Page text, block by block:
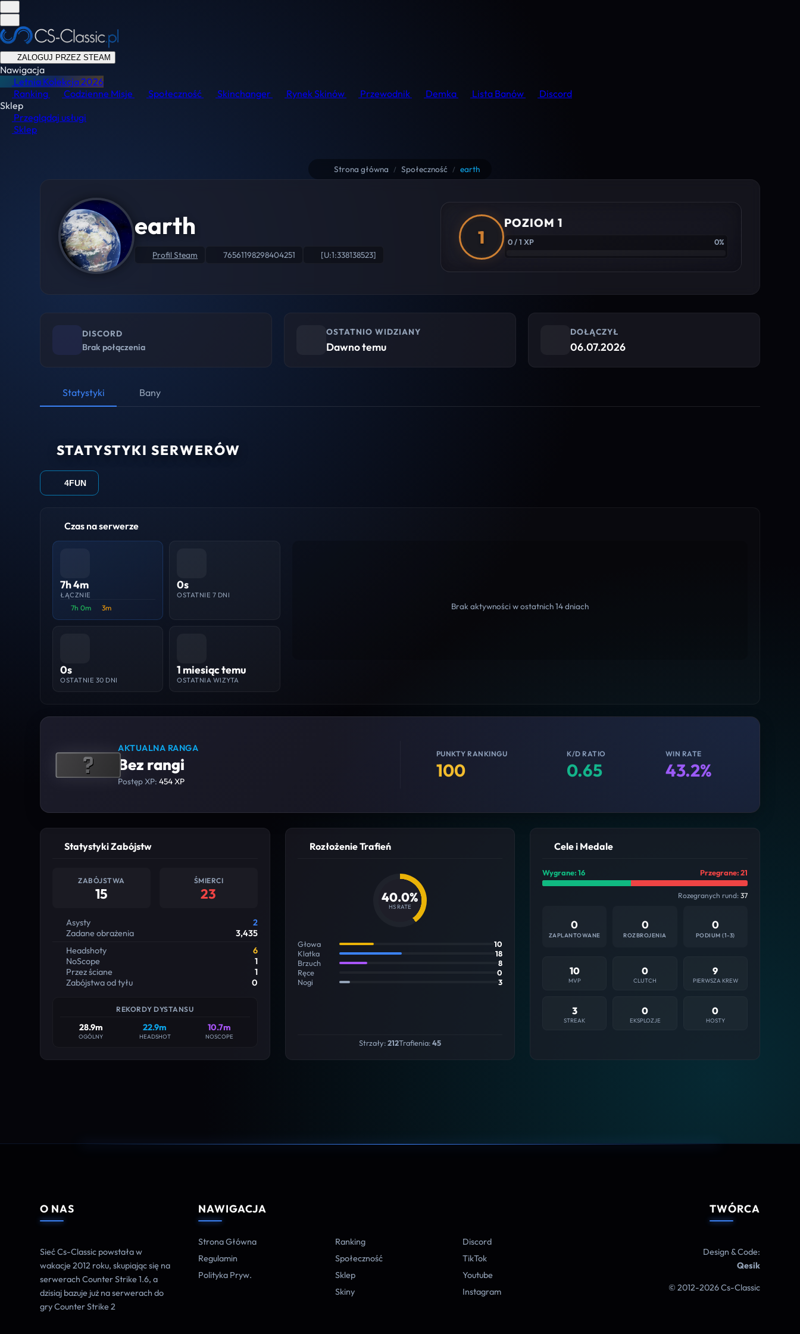
ZALOGUJ PRZEZ STEAM
Nawigacja
Letnia Kolekcja2026
Ranking
Codzienne Misje Społeczność Skinchanger Rynek Skinów Przewodnik Demka Lista Banów
Discord
Sklep
Przeglądaj usługi
Sklep
Strona główna / Społeczność / earth
earth
Profil Steam 76561198298404251 [U:1:338138523]
1
POZIOM 1
0 / 1 XP 0%
DISCORD
Brak połączenia
OSTATNIO WIDZIANY
Dawno temu
DOŁĄCZYŁ
06.07.2026
Statystyki Bany
STATYSTYKI SERWERÓW
4FUN
Czas na serwerze
7h 4m
ŁĄCZNIE
7h 0m 3m
0s
OSTATNIE 7 DNI
0s
OSTATNIE 30 DNI
1 miesiąc temu
OSTATNIA WIZYTA
Brak aktywności w ostatnich 14 dniach
AKTUALNA RANGA
Bez rangi
Postęp XP:454 XP
PUNKTY RANKINGU
100
K/D RATIO
0.65
WIN RATE
43.2%
Statystyki Zabójstw
ZABÓJSTWA
15
ŚMIERCI
23
Asysty
2
Zadane obrażenia
3,435
Headshoty
6
NoScope
1
Przez ściane
1
Zabójstwa od tyłu
0
REKORDY DYSTANSU
28.9m
OGÓLNY
22.9m
HEADSHOT
10.7m
NOSCOPE
Rozłożenie Trafień
40.0%
HS RATE
Głowa
10
Klatka
18
Brzuch
8
Ręce
0
Nogi
3
Strzały:212Trafienia:45
Cele i Medale
Wygrane: 16 Przegrane: 21
Rozegranych rund: 37
0
ZAPLANTOWANE
0
ROZBROJENIA
0
PODIUM (1-3)
10
MVP
0
CLUTCH
9
PIERWSZA KREW
3
STREAK
0
EKSPLOZJE
0
HOSTY
O NAS
Sieć Cs-Classic powstała w
wakacje 2012 roku, skupiając się na
serwerach Counter Strike 1.6, a
dzisiaj bazuje już na serwerach do
gry Counter Strike 2
NAWIGACJA
Strona Główna
Regulamin
Polityka Pryw.
Ranking
Społeczność
Sklep
Skiny
Discord
TikTok
Youtube
Instagram
TWÓRCA
Design & Code:
Qesik
© 2012-2026 Cs-Classic